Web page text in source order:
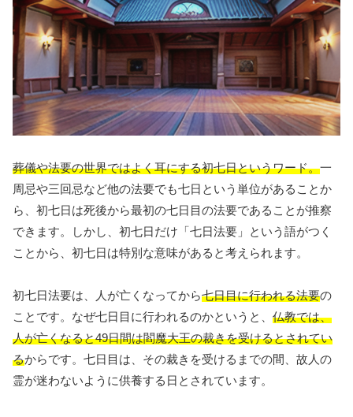
葬儀や法要の世界ではよく耳にする初七日というワード。一
周忌や三回忌など他の法要でも七日という単位があることか
ら、初七日は死後から最初の七日目の法要であることが推察
できます。しかし、初七日だけ「七日法要」という語がつく
ことから、初七日は特別な意味があると考えられます。
初七日法要は、人が亡くなってから七日目に行われる法要の
ことです。なぜ七日目に行われるのかというと、 仏教では、
人が亡くなると49日間は閻魔大王の裁きを受けるとされてい
るからです。七日目は、その裁きを受けるまでの間、故人の
霊が迷わないように供養する日とされています。